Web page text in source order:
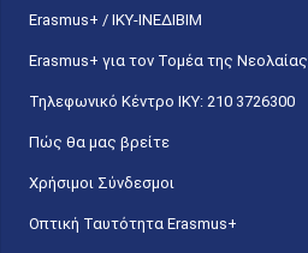
Erasmus+ / ΙΚΥ-ΙΝΕΔΙΒΙΜ
Erasmus+ για τον Τομέα της Νεολαίας
Τηλεφωνικό Κέντρο IKY: 210 3726300
Πώς θα μας βρείτε
Χρήσιμοι Σύνδεσμοι
Οπτική Ταυτότητα Erasmus+